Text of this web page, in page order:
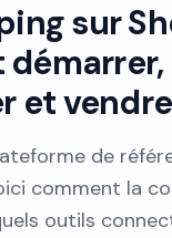
sur
et
de
comment la
outils